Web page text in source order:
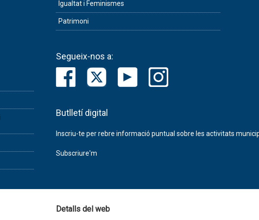
Igualtat i Feminismes
Patrimoni
Segueix-nos a:
Butlletí digital
Inscriu-te per rebre informació puntual sobre les activitats
Subscriure'm
Detalls del web